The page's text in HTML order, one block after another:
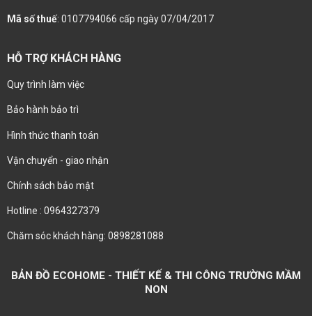
Mã số thuế: 0107794066 cấp ngày 07/04/2017
HỖ TRỢ KHÁCH HÀNG
Quy trình làm việc
Bảo hành bảo trì
Hình thức thanh toán
Vận chuyển - giao nhận
Chính sách bảo mật
Hotline : 0964327379
Chăm sóc khách hàng: 0898281088
BẢN ĐỒ ECOHOME - THIẾT KẾ & THI CÔNG TRƯỜNG MẦM
NON